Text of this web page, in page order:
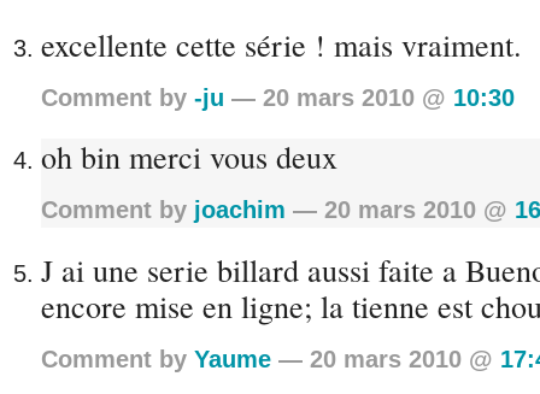
excellente cette série ! mais vraiment.
Comment by-ju — 20 mars 2010 @ 10:30
oh bin merci vous deux
Comment by joachim — 20 mars 2010 @
J ai une serie billard aussi faite a
encore mise en ligne; la tienne est
Comment byYaume — 20 mars 2010 @